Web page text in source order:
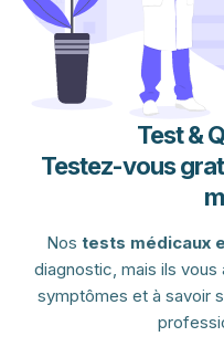
Test &
Testez-vous
Nos tests médicaux
diagnostic, mais ils
symptômes et à savoir